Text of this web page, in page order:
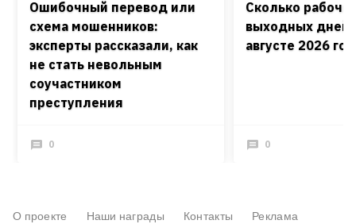
Ошибочный перевод или
схема мошенников:
эксперты рассказали, как
не стать невольным
соучастником
преступления
0
Сколько
выходных дней
августе 2026
0
О проекте Наши награды Контакты Реклама